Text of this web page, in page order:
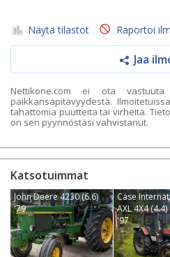
Näytä tilastot Raportoi
Jaa
Nettikone.com ei ota
paikkansapitävyydestä.
tahattomia puutteita tai virheitä.
on sen pyynnöstäsi vahvistanut.
Katsotuimmat
John Deere 4230 (6.6)
'79
Case
AXL 4X4 (4.4)
'97